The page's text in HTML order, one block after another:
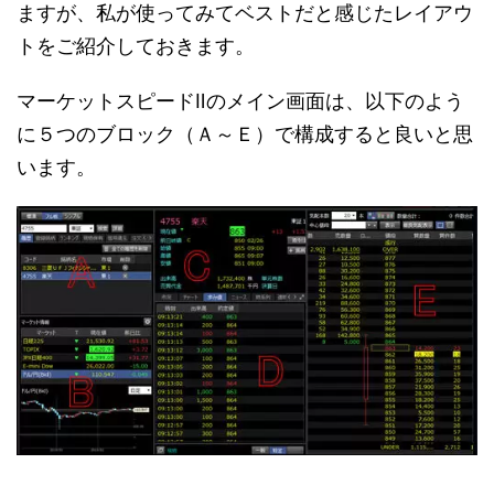
ますが、私が使ってみてベストだと感じたレイアウ
トをご紹介しておきます。
マーケットスピードⅡのメイン画面は、以下のよう
に５つのブロック（Ａ～Ｅ）で構成すると良いと思
います。